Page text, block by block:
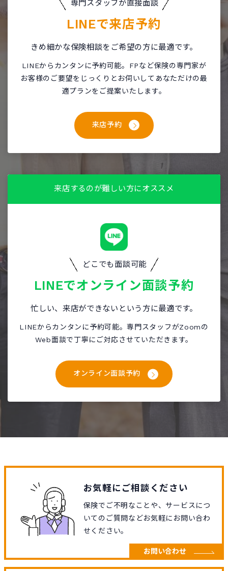
専門スタッフが直接面談
LINEで来店予約
きめ細かな保険相談をご希望の方に最適です。
LINEからカンタンに予約可能。FPなど保険の専門家が
お客様のご要望をじっくりとお伺いしてあなただけの最
適プランをご提案いたします。
来店予約
来店するのが難しい方にオススメ
どこでも面談可能
LINEでオンライン面談予約
忙しい、来店ができないという方に最適です。
LINEからカンタンに予約可能。専門スタッフがZoomの
Web面談で丁寧にご対応させていただきます。
オンライン面談予約
お気軽にご相談ください
保険でご不明なことや、サービスにつ
いてのご質問などお気軽にお問い合わ
せください。
お問い合わせ